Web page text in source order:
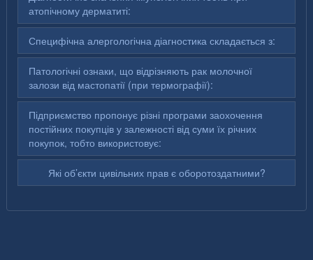
атопічному дерматиті:
Специфічна алергологічна діагностика складається з:
Патологічні ознаки, що відрізняють рак молочної
залози від мастопатії (при термографії):
Підприємство пропонує різні програми заохочення
постійних покупців у залежності від суми їх річних
покупок, тобто використовує:
Які об’єкти цивільних прав є оборотоздатними?